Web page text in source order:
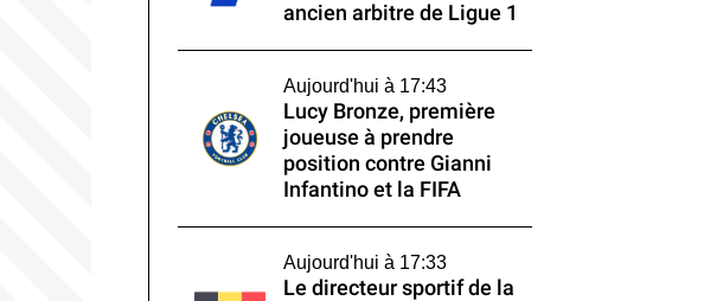
ancien arbitre de Ligue 1
Aujourd'hui à 17:43
Lucy Bronze, première
joueuse à prendre
position contre Gianni
Infantino et la FIFA
Aujourd'hui à 17:33
Le directeur sportif de la